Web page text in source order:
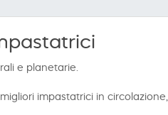
e planetarie.
migliori impastatrici in